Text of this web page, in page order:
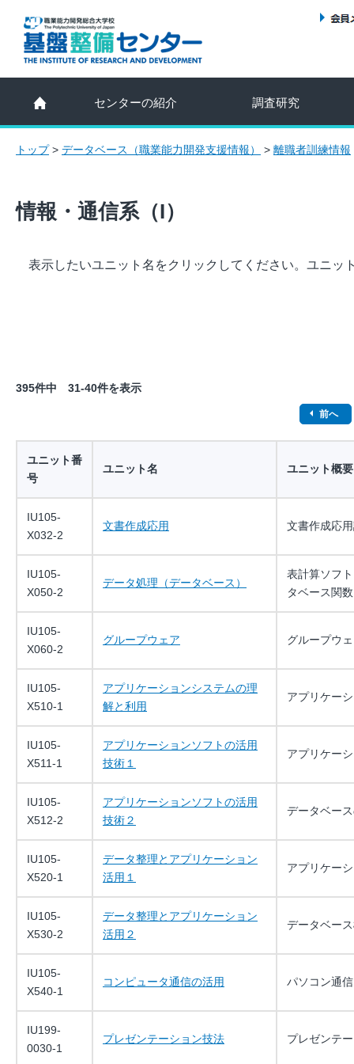
センターの紹介 調査研究
トップ> データベース（職業能力開発支援情報） > 離職者訓練情報
情報・通信系（I）
表示したいユニット名をクリックしてください。ユニッ
395件中 31-40件を表示
前へ
ユニット番
号
ユニット名 ユニット概要
IU105-
X032-2
文書作成応用 文書作成応
IU105-
X050-2
データ処理（データベース）
表計算ソフ
タベース関
IU105-
X060-2
グループウェア グループウ
IU105-
X510-1
アプリケーションシステムの理
解と利用
アプリケー
IU105-
X511-1
アプリケーションソフトの活用
技術１
アプリケー
IU105-
X512-2
アプリケーションソフトの活用
技術２
データベー
IU105-
X520-1
データ整理とアプリケーション
活用１
アプリケー
IU105-
X530-2
データ整理とアプリケーション
活用２
データベー
IU105-
X540-1
コンピュータ通信の活用 パソコン通
IU199-
0030-1
プレゼンテーション技法 プレゼンテ